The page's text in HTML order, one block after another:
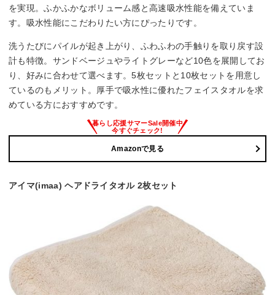
を実現。ふかふかなボリューム感と高速吸水性能を備えていま
す。吸水性能にこだわりたい方にぴったりです。
洗うたびにパイルが起き上がり、ふわふわの手触りを取り戻す設
計も特徴。サンドベージュやライトグレーなど10色を展開してお
り、好みに合わせて選べます。5枚セットと10枚セットを用意し
ているのもメリット。厚手で吸水性に優れたフェイスタオルを求
めている方におすすめです。
Amazonで見る
アイマ(imaa) ヘアドライタオル 2枚セット